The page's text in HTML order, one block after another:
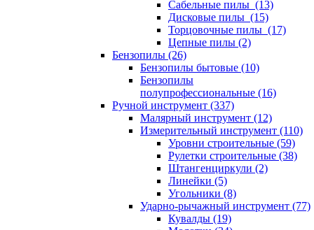
Сабельные пилы (13)
Дисковые пилы (15)
Торцовочные пилы (17)
Цепные пилы (2)
Бензопилы (26)
Бензопилы бытовые (10)
Бензопилы
полупрофессиональные (16)
Ручной инструмент (337)
Малярный инструмент (12)
Измерительный инструмент (110)
Уровни строительные (59)
Рулетки строительные (38)
Штангенциркули (2)
Линейки (5)
Угольники (8)
Ударно-рычажный инструмент (77)
Кувалды (19)